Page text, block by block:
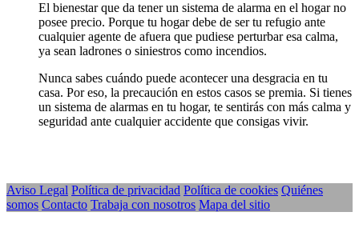
El bienestar que da tener un sistema de alarma en el hogar no
posee precio. Porque tu hogar debe de ser tu refugio ante
cualquier agente de afuera que pudiese perturbar esa calma,
ya sean ladrones o siniestros como incendios.
Nunca sabes cuándo puede acontecer una desgracia en tu
casa. Por eso, la precaución en estos casos se premia. Si tienes
un sistema de alarmas en tu hogar, te sentirás con más calma y
seguridad ante cualquier accidente que consigas vivir.
Aviso Legal Política de privacidad Política de cookies Quiénes
somos Contacto Trabaja con nosotros Mapa del sitio